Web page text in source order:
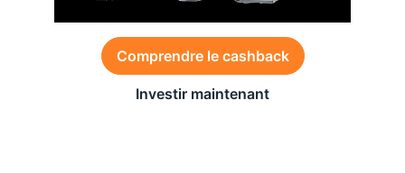
Comprendre le cashback
Investir maintenant